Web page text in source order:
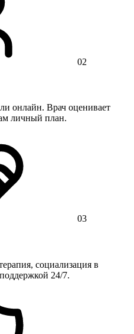
02
онлайн. Врач оценивает
личный план.
03
социализация в
24/7.